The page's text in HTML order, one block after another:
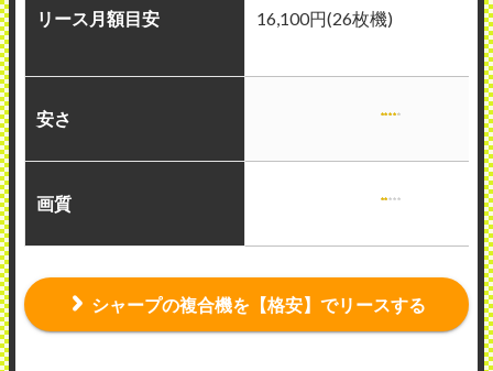
リース月額目安 16,100円(26枚機)
安さ
画質
シャープの複合機を【格安】でリースする